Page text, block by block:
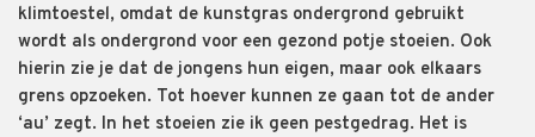
klimtoestel, omdat de kunstgras ondergrond gebruikt
wordt als ondergrond voor een gezond potje stoeien. Ook
hierin zie je dat de jongens hun eigen, maar ook elkaars
grens opzoeken. Tot hoever kunnen ze gaan tot de ander
‘au’ zegt. In het stoeien zie ik geen pestgedrag. Het is